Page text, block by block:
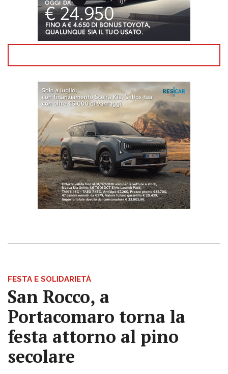
FESTA E SOLIDARIETÀ
San Rocco, a
Portacomaro torna la
festa attorno al pino
secolare